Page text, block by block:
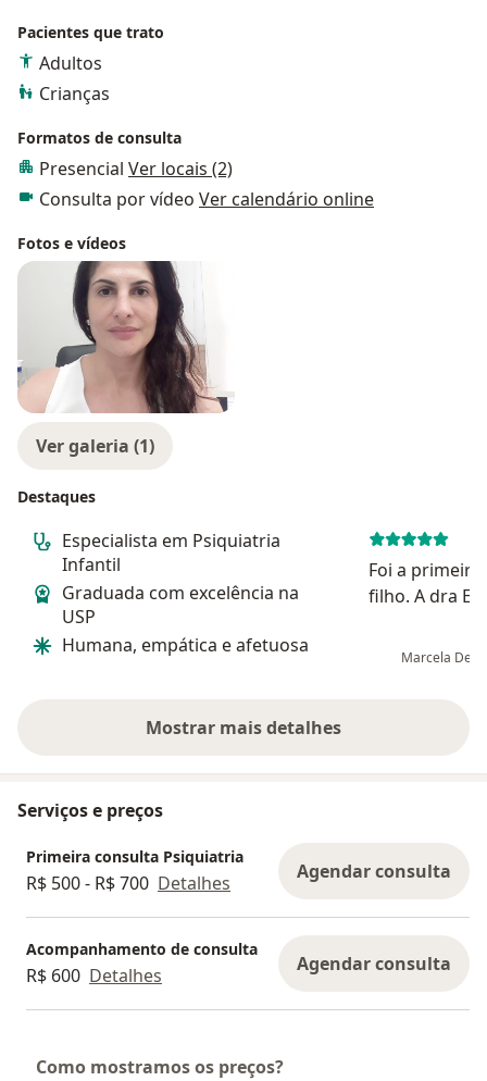
Pacientes que trato
Adultos
Crianças
Formatos de consulta
Presencial Ver locais (2)
Consulta por vídeo Ver calendário online
Fotos e vídeos
Ver galeria (1)
Destaques
Especialista em Psiquiatria
Infantil
Graduada com excelência na
USP
Humana, empática e afetuosa
Foi a
filho. A dra
claro que
Marcela
Mostrar mais detalhes
sobre a experiência
Serviços e preços
Primeira consulta Psiquiatria
R$ 500 - R$ 700 Detalhes Agendar consulta
Acompanhamento de consulta
R$ 600 Detalhes Agendar consulta
Como mostramos os preços?